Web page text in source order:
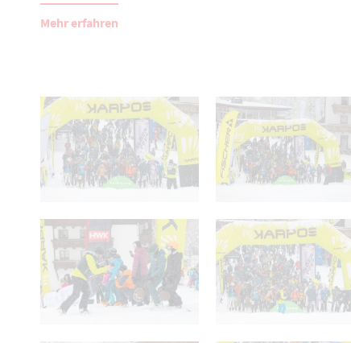
Mehr erfahren